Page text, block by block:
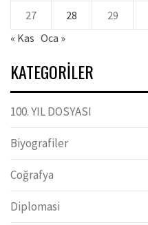
27 28 29
« Kas Oca »
KATEGORILER
100. YIL DOSYASI
Biyografiler
Coğrafya
Diplomasi